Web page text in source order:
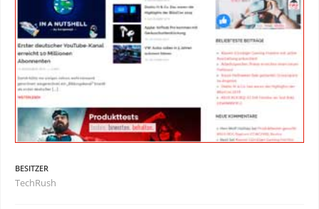
BESITZER
TechRush